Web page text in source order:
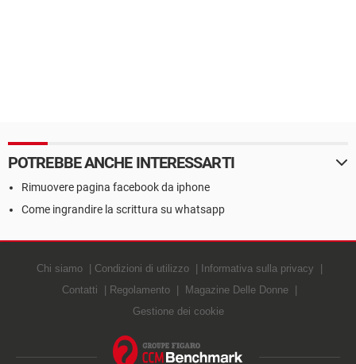
POTREBBE ANCHE INTERESSARTI
Rimuovere pagina facebook da iphone
Come ingrandire la scrittura su whatsapp
Chi siamo Condizioni di utilizzo
Informativa sulla privacy
Contatti
Regolamento
Magazine Delle Donne
Gestione dei cookie